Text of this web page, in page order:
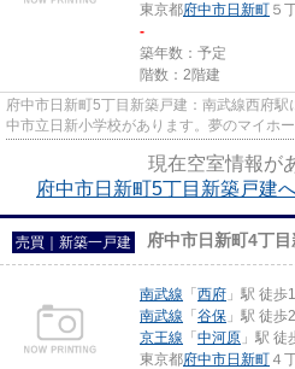
東京都府中市日新町 ５
-
築年数：予定
階数：2階建
府中市日新町5丁目新築戸建：南武線西府
中市立日新小学校があります。夢のマイホ
現在空室情報が
府中市日新町5丁目新築戸建
売買｜新築一戸建 府中市日新町4丁
南武線 「 西府 」駅 徒歩
南武線 「 谷保 」駅 徒歩
京王線 「 中河原 」駅 徒
東京都府中市日新町 ４